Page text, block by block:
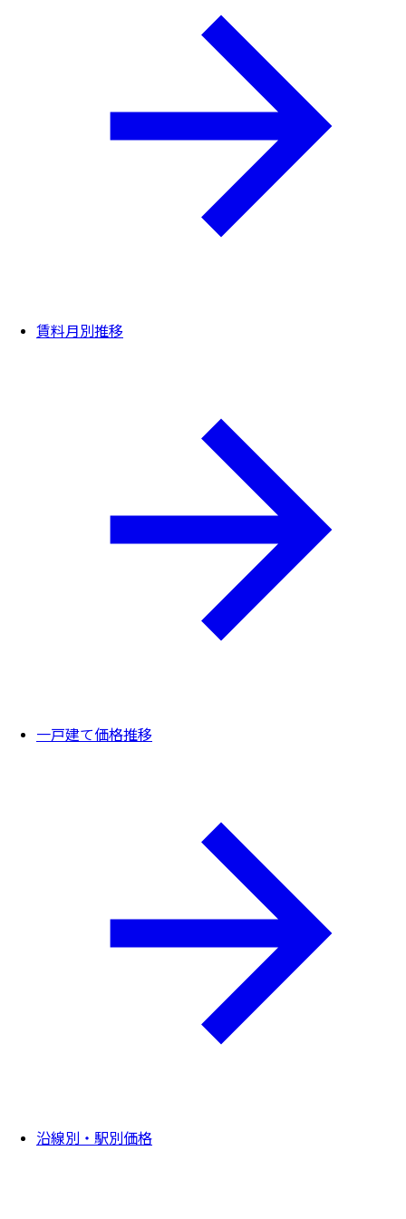
賃料月別推移
一戸建て価格推移
沿線別・駅別価格